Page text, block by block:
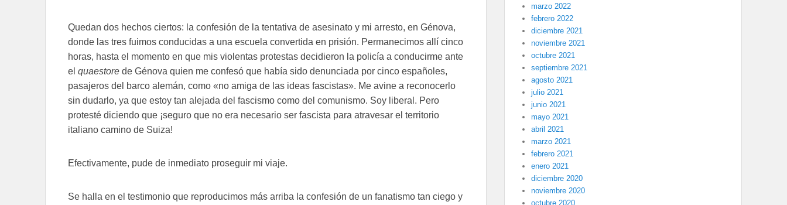
Quedan dos hechos ciertos: la confesión de la tentativa de asesinato y mi arresto, en Génova,
donde las tres fuimos conducidas a una escuela convertida en prisión. Permanecimos allí cinco
horas, hasta el momento en que mis violentas protestas decidieron la policía a conducirme ante
el quaestore de Génova quien me confesó que había sido denunciada por cinco españoles,
pasajeros del barco alemán, como «no amiga de las ideas fascistas». Me avine a reconocerlo
sin dudarlo, ya que estoy tan alejada del fascismo como del comunismo. Soy liberal. Pero
protesté diciendo que ¡seguro que no era necesario ser fascista para atravesar el territorio
italiano camino de Suiza!
Efectivamente, pude de inmediato proseguir mi viaje.
Se halla en el testimonio que reproducimos más arriba la confesión de un fanatismo tan ciego y
marzo 2022
febrero 2022
diciembre 2021
noviembre 2021
octubre 2021
septiembre 2021
agosto 2021
julio 2021
junio 2021
mayo 2021
abril 2021
marzo 2021
febrero 2021
enero 2021
diciembre 2020
noviembre 2020
octubre 2020